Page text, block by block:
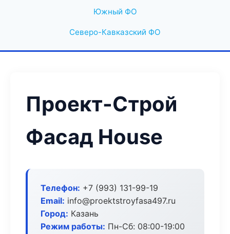
Южный ФО
Северо-Кавказский ФО
Проект-Строй
Фасад House
Телефон: +7 (993) 131-99-19
Email: info@proektstroyfasa497.ru
Город: Казань
Режим работы: Пн-Сб: 08:00-19:00